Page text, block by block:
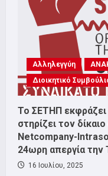
Αλληλεγγύη
Διοικητικό
Το ΣΕΤΗΠ εκφράζει
στηρίζει τον
Netcompany-
24ωρη απεργία την
16 Ιουλίου, 2025